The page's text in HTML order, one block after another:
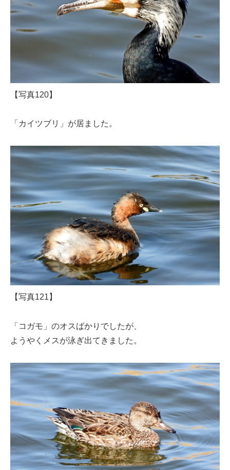
【写真120】
「カイツブリ」が居ました。
【写真121】
「コガモ」のオスばかりでしたが、
ようやくメスが泳ぎ出てきました。